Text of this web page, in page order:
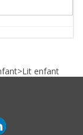
>Lit enfant